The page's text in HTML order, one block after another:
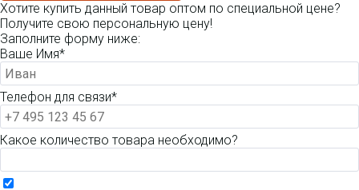
Хотите купить данный товар оптом по специальной цене?
Получите свою персональную цену!
Заполните форму ниже:
Ваше Имя*
Телефон для связи*
Какое количество товара необходимо?